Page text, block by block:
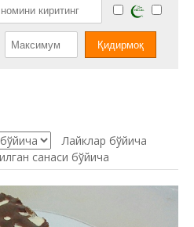
Лайклар бўйича
санаси бўйича